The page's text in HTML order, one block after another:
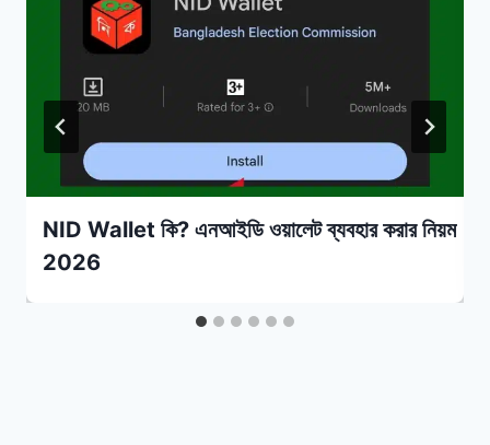
NID Wallet কি? এনআইডি ওয়ালেট ব্যবহার করার নিয়ম
2026